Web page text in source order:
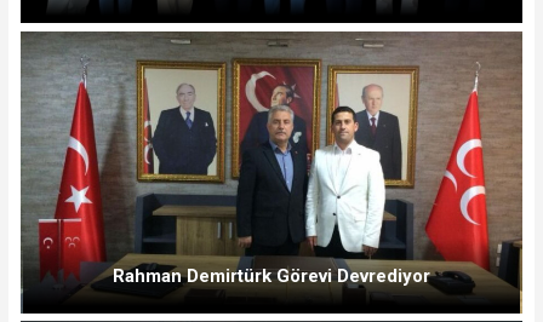
Rahman Demirtürk Görevi Devrediyor